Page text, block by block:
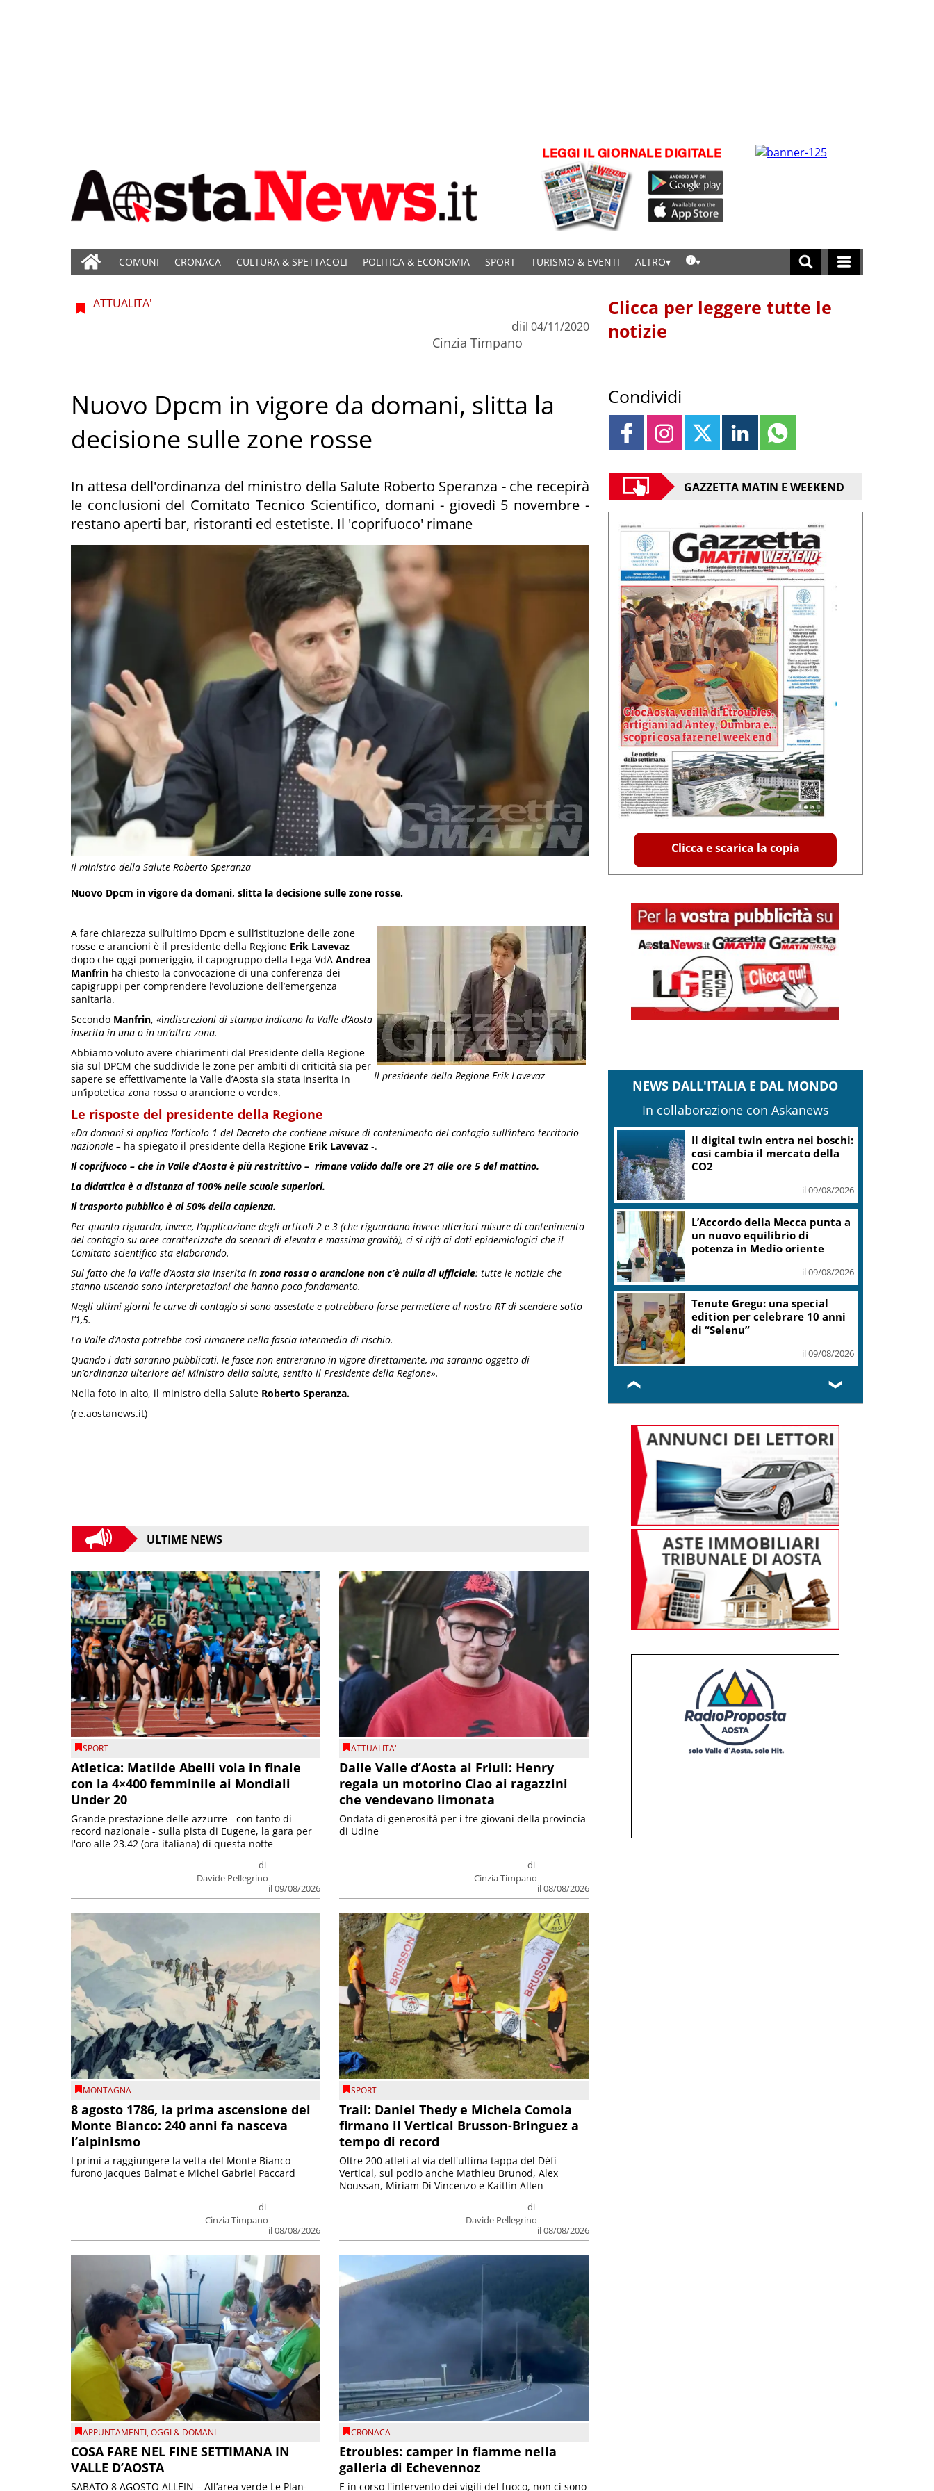
COMUNI CRONACA CULTURA & SPETTACOLI POLITICA & ECONOMIA SPORT TURISMO & EVENTI ALTRO
Il ministro della Salute Roberto Speranza
ATTUALITA'
di
Cinzia Timpano
il 04/11/2020
Nuovo Dpcm in vigore da domani, slitta la
decisione sulle zone rosse
In attesa dell'ordinanza del ministro della Salute Roberto Speranza - che recepirà
le conclusioni del Comitato Tecnico Scientifico, domani - giovedì 5 novembre -
restano aperti bar, ristoranti ed estetiste. Il 'coprifuoco' rimane
Nuovo Dpcm in vigore da domani, slitta la decisione sulle zone rosse.
Il presidente della Regione Erik Lavevaz
A fare chiarezza sull’ultimo Dpcm e sull’istituzione delle zone
rosse e arancioni è il presidente della Regione Erik Lavevaz
dopo che oggi pomeriggio, il capogruppo della Lega VdA Andrea
Manfrin ha chiesto la convocazione di una conferenza dei
capigruppi per comprendere l’evoluzione dell’emergenza
sanitaria.
Secondo Manfrin, «indiscrezioni di stampa indicano la Valle d’Aosta
inserita in una o in un’altra zona.
Abbiamo voluto avere chiarimenti dal Presidente della Regione
sia sul DPCM che suddivide le zone per ambiti di criticità sia per
sapere se effettivamente la Valle d’Aosta sia stata inserita in
un’ipotetica zona rossa o arancione o verde».
Le risposte del presidente della Regione
«Da domani si applica l’articolo 1 del Decreto che contiene misure di contenimento del contagio sull’intero territorio
nazionale – ha spiegato il presidente della Regione Erik Lavevaz -.
Il coprifuoco – che in Valle d’Aosta è più restrittivo – rimane valido dalle ore 21 alle ore 5 del mattino.
La didattica è a distanza al 100% nelle scuole superiori.
Il trasporto pubblico è al 50% della capienza.
Per quanto riguarda, invece, l’applicazione degli articoli 2 e 3 (che riguardano invece ulteriori misure di contenimento
del contagio su aree caratterizzate da scenari di elevata e massima gravità), ci si rifà ai dati epidemiologici che il
Comitato scientifico sta elaborando.
Sul fatto che la Valle d’Aosta sia inserita inzona rossa o arancione non c’è nulla di ufficiale: tutte le notizie che
stanno uscendo sono interpretazioni che hanno poco fondamento.
Negli ultimi giorni le curve di contagio si sono assestate e potrebbero forse permettere al nostro RT di scendere sotto
l’1,5.
La Valle d’Aosta potrebbe così rimanere nella fascia intermedia di rischio.
Quando i dati saranno pubblicati, le fasce non entreranno in vigore direttamente, ma saranno oggetto di
un’ordinanza ulteriore del Ministro della salute, sentito il Presidente della Regione».
Nella foto in alto, il ministro della Salute Roberto Speranza.
(re.aostanews.it)
ULTIME NEWS
SPORT
Atletica: Matilde Abelli vola in finale
con la 4×400 femminile ai Mondiali
Under 20
di
Davide Pellegrino
il 09/08/2026
Grande prestazione delle azzurre - con tanto di
record nazionale - sulla pista di Eugene, la gara per
l'oro alle 23.42 (ora italiana) di questa notte
ATTUALITA'
Dalle Valle d’Aosta al Friuli: Henry
regala un motorino Ciao ai ragazzini
che vendevano limonata
di
Cinzia Timpano
il 08/08/2026
Ondata di generosità per i tre giovani della provincia
di Udine
MONTAGNA
8 agosto 1786, la prima ascensione del
Monte Bianco: 240 anni fa nasceva
l’alpinismo
di
Cinzia Timpano
il 08/08/2026
I primi a raggiungere la vetta del Monte Bianco
furono Jacques Balmat e Michel Gabriel Paccard
SPORT
Trail: Daniel Thedy e Michela Comola
firmano il Vertical Brusson-Bringuez a
tempo di record
di
Davide Pellegrino
il 08/08/2026
Oltre 200 atleti al via dell'ultima tappa del Défì
Vertical, sul podio anche Mathieu Brunod, Alex
Noussan, Miriam Di Vincenzo e Kaitlin Allen
APPUNTAMENTI,OGGI & DOMANI
COSA FARE NEL FINE SETTIMANA IN
VALLE D’AOSTA
SABATO 8 AGOSTO ALLEIN – All’area verde Le Plan-
CRONACA
Etroubles: camper in fiamme nella
galleria di Echevennoz
E in corso l'intervento dei vigili del fuoco, non ci sono
Clicca per leggere tutte le
notizie
Condividi
GAZZETTA MATIN E WEEKEND
Clicca e scarica la copia
NEWS DALL'ITALIA E DAL MONDO
In collaborazione con Askanews
Il digital twin entra nei boschi:
così cambia il mercato della
CO2
il 09/08/2026
L’Accordo della Mecca punta a
un nuovo equilibrio di
potenza in Medio oriente
il 09/08/2026
Tenute Gregu: una special
edition per celebrare 10 anni
di “Selenu”
il 09/08/2026
❮ ❯